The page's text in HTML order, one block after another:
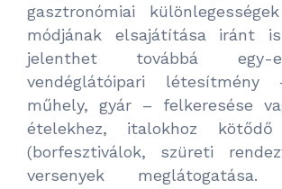
gasztronómiai
módjának elsajátítása iránt
jelenthet továbbá egy-
vendéglátóipari
műhely, gyár – felkeresése
ételekhez, italokhoz kötődő
(borfesztiválok, szüreti
versenyek meglátogatása.